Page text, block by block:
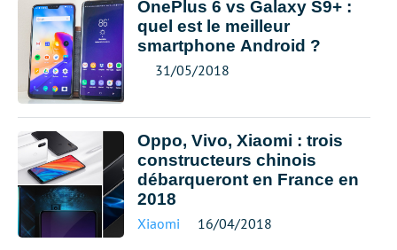
OnePlus 6 vs Galaxy S9+ :
quel est le meilleur
smartphone Android ?
31/05/2018
Oppo, Vivo, Xiaomi : trois
constructeurs chinois
débarqueront en France en
2018
Xiaomi 16/04/2018